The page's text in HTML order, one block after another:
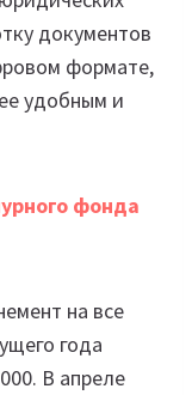
документов
формате,
удобным и
фонда
на все
года
В апреле